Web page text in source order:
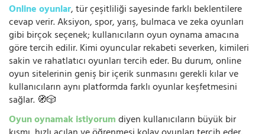
Online oyunlar, tür çeşitliliği sayesinde farklı beklentilere
cevap verir. Aksiyon, spor, yarış, bulmaca ve zeka oyunları
gibi birçok seçenek; kullanıcıların oyun oynama amacına
göre tercih edilir. Kimi oyuncular rekabeti severken, kimileri
sakin ve rahatlatıcı oyunları tercih eder. Bu durum, online
oyun sitelerinin geniş bir içerik sunmasını gerekli kılar ve
kullanıcıların aynı platformda farklı oyunlar keşfetmesini
sağlar. 🧭🎲
Oyun oynamak istiyorumdiyen kullanıcıların büyük bir